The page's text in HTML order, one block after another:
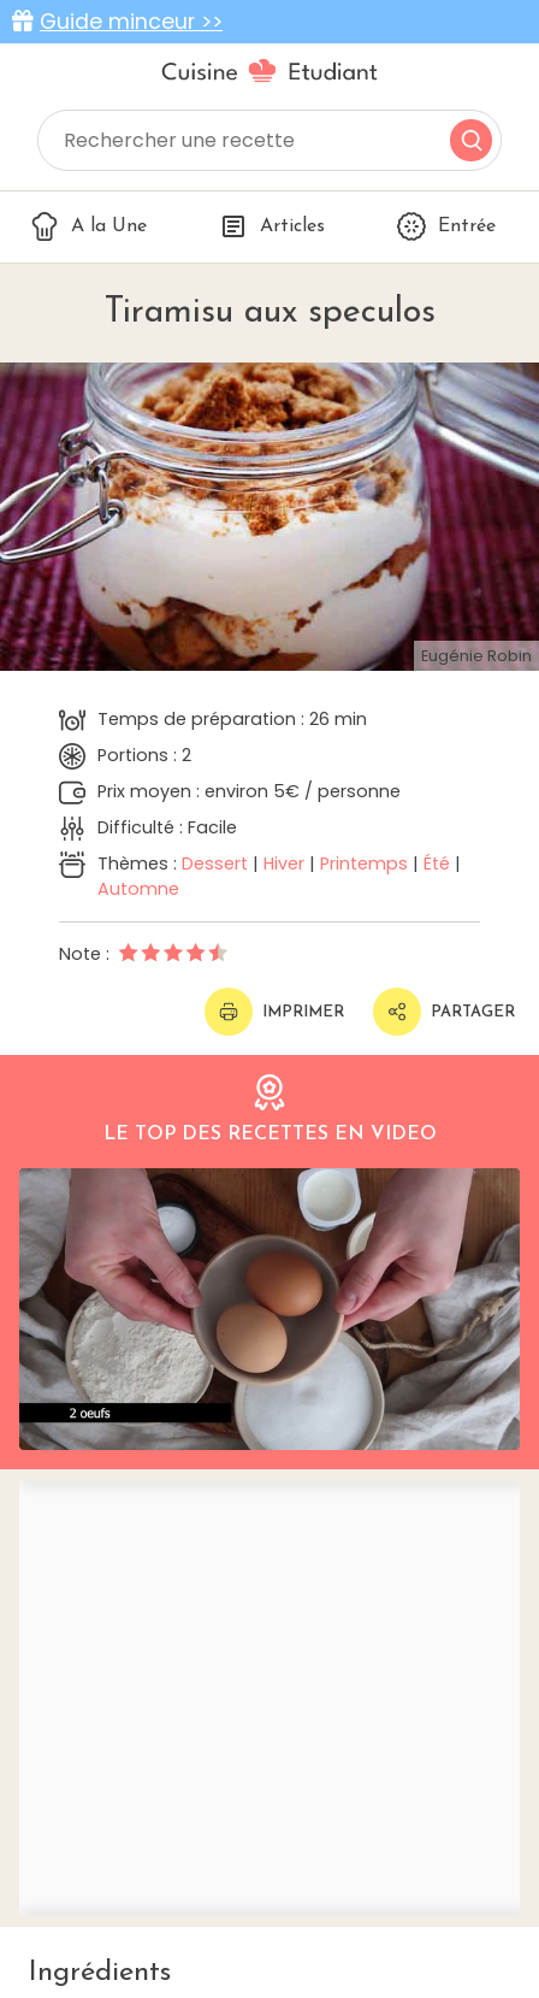
Guide minceur >>
A la Une Articles Entrée
Tiramisu aux speculos
Eugénie Robin
Temps de préparation : 26 min
Portions : 2
Prix moyen : environ 5€ / personne
Difficulté : Facile
Thèmes : Dessert | Hiver | Printemps | Été |
Automne
Note :
IMPRIMER PARTAGER
LE TOP DES RECETTES EN VIDEO
Ingrédients